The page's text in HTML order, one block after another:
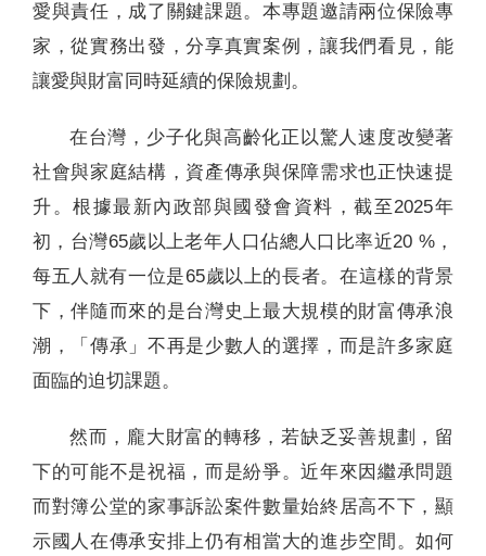
愛與責任，成了關鍵課題。本專題邀請兩位保險專
家，從實務出發，分享真實案例，讓我們看見，能
讓愛與財富同時延續的保險規劃。
在台灣，少子化與高齡化正以驚人速度改變著
社會與家庭結構，資產傳承與保障需求也正快速提
升。根據最新內政部與國發會資料，截至2025年
初，台灣65歲以上老年人口佔總人口比率近20 %，
每五人就有一位是65歲以上的長者。在這樣的背景
下，伴隨而來的是台灣史上最大規模的財富傳承浪
潮，「傳承」不再是少數人的選擇，而是許多家庭
面臨的迫切課題。
然而，龐大財富的轉移，若缺乏妥善規劃，留
下的可能不是祝福，而是紛爭。近年來因繼承問題
而對簿公堂的家事訴訟案件數量始終居高不下，顯
示國人在傳承安排上仍有相當大的進步空間。如何